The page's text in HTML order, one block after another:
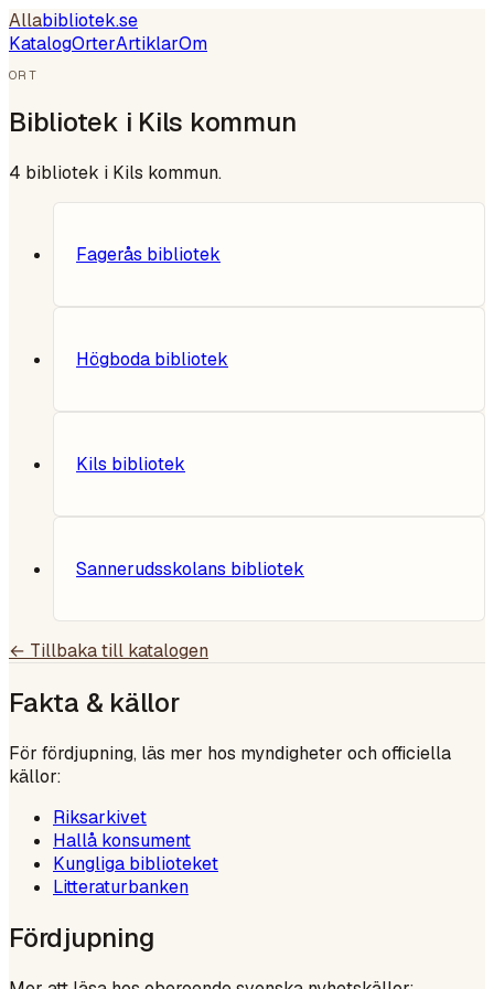
Allabibliotek.se
KatalogOrterArtiklarOm
ORT
Bibliotek i Kils kommun
4 bibliotek i Kils kommun.
Fagerås bibliotek
Högboda bibliotek
Kils bibliotek
Sannerudsskolans bibliotek
← Tillbaka till katalogen
Fakta & källor
För fördjupning, läs mer hos myndigheter och officiella
källor:
Riksarkivet
Hallå konsument
Kungliga biblioteket
Litteraturbanken
Fördjupning